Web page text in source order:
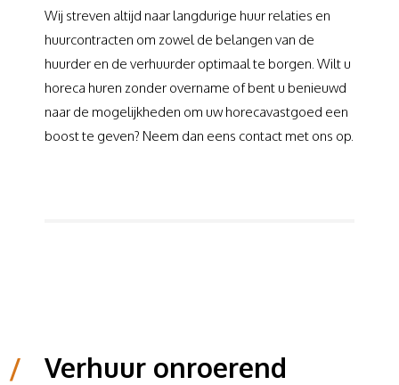
Wij streven altijd naar langdurige huur relaties en
huurcontracten om zowel de belangen van de
huurder en de verhuurder optimaal te borgen. Wilt u
horeca huren zonder overname of bent u benieuwd
naar de mogelijkheden om uw horecavastgoed een
boost te geven? Neem dan eens contact met ons op.
/
Verhuur onroerend